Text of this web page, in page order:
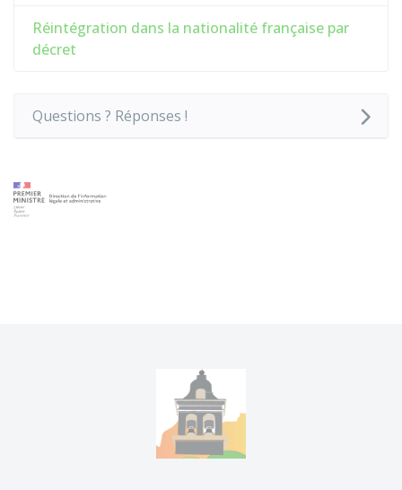
Réintégration dans la nationalité française par
décret
Questions ? Réponses !